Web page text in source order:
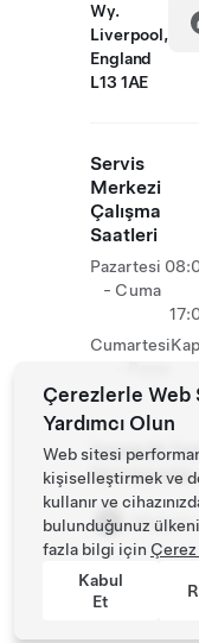
Wy.
Liverpool,
England
L13 1AE
Servis
Merkezi
Çalışma
Saatleri
Pazartesi
- Cuma
Cumartesi
Tesiste Ek
Operasyonları
Mağaza
Çerezlerle
Yardımcı Olun
Web sitesi
kişiselleştirmek ve
kullanır ve
bulunduğunuz
fazla bilgi için Çerez
Kabul
Et